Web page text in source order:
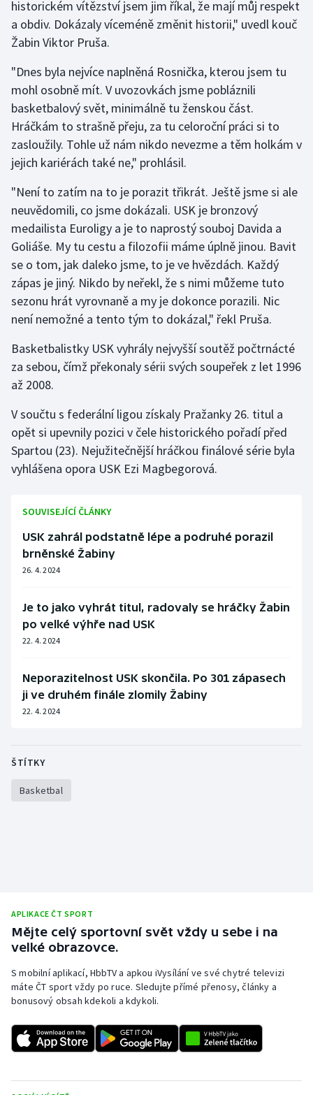
historickém vítězství jsem jim říkal, že mají můj respekt
a obdiv. Dokázaly víceméně změnit historii," uvedl kouč
Žabin Viktor Pruša.
"Dnes byla nejvíce naplněná Rosnička, kterou jsem tu
mohl osobně mít. V uvozovkách jsme pobláznili
basketbalový svět, minimálně tu ženskou část.
Hráčkám to strašně přeju, za tu celoroční práci si to
zasloužily. Tohle už nám nikdo nevezme a těm holkám v
jejich kariérách také ne," prohlásil.
"Není to zatím na to je porazit třikrát. Ještě jsme si ale
neuvědomili, co jsme dokázali. USK je bronzový
medailista Euroligy a je to naprostý souboj Davida a
Goliáše. My tu cestu a filozofii máme úplně jinou. Bavit
se o tom, jak daleko jsme, to je ve hvězdách. Každý
zápas je jiný. Nikdo by neřekl, že s nimi můžeme tuto
sezonu hrát vyrovnaně a my je dokonce porazili. Nic
není nemožné a tento tým to dokázal," řekl Pruša.
Basketbalistky USK vyhrály nejvyšší soutěž počtrnácté
za sebou, čímž překonaly sérii svých soupeřek z let 1996
až 2008.
V součtu s federální ligou získaly Pražanky 26. titul a
opět si upevnily pozici v čele historického pořadí před
Spartou (23). Nejužitečnější hráčkou finálové série byla
vyhlášena opora USK Ezi Magbegorová.
SOUVISEJÍCÍ ČLÁNKY
USK zahrál podstatně lépe a podruhé porazil
brněnské Žabiny
26. 4. 2024
Je to jako vyhrát titul, radovaly se hráčky Žabin
po velké výhře nad USK
22. 4. 2024
Neporazitelnost USK skončila. Po 301 zápasech
ji ve druhém finále zlomily Žabiny
22. 4. 2024
ŠTÍTKY
Basketbal
APLIKACE ČT SPORT
Mějte celý sportovní svět vždy u sebe i na
velké obrazovce.
S mobilní aplikací, HbbTV a apkou iVysílání ve své chytré televizi
máte ČT sport vždy po ruce. Sledujte přímé přenosy, články a
bonusový obsah kdekoli a kdykoli.